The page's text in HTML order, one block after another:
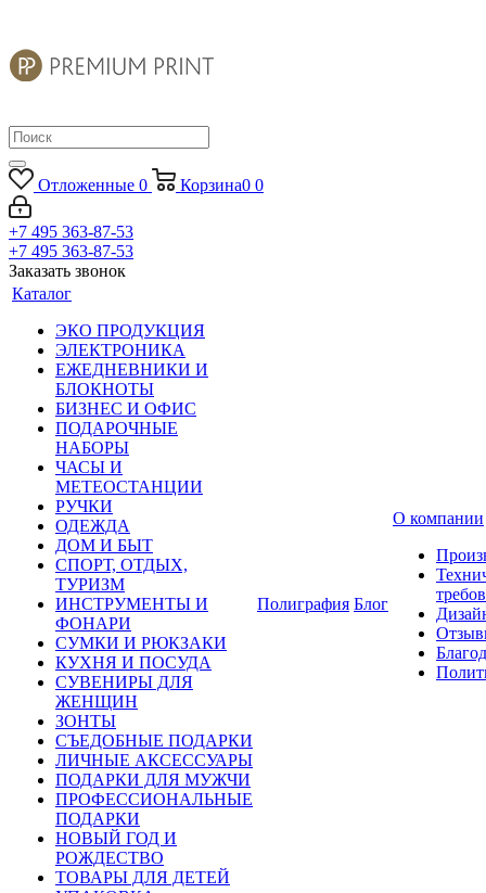
Отложенные 0 Корзина0 0
+7 495 363-87-53
+7 495 363-87-53
Заказать звонок
Каталог
ЭКО ПРОДУКЦИЯ
ЭЛЕКТРОНИКА
ЕЖЕДНЕВНИКИ И
БЛОКНОТЫ
БИЗНЕС И ОФИС
ПОДАРОЧНЫЕ
НАБОРЫ
ЧАСЫ И
МЕТЕОСТАНЦИИ
РУЧКИ
ОДЕЖДА
ДОМ И БЫТ
СПОРТ, ОТДЫХ,
ТУРИЗМ
ИНСТРУМЕНТЫ И
ФОНАРИ
СУМКИ И РЮКЗАКИ
КУХНЯ И ПОСУДА
СУВЕНИРЫ ДЛЯ
ЖЕНЩИН
ЗОНТЫ
СЪЕДОБНЫЕ ПОДАРКИ
ЛИЧНЫЕ АКСЕССУАРЫ
ПОДАРКИ ДЛЯ МУЖЧИ
ПРОФЕССИОНАЛЬНЫЕ
ПОДАРКИ
НОВЫЙ ГОД И
РОЖДЕСТВО
ТОВАРЫ ДЛЯ ДЕТЕЙ
Полиграфия Блог
О компании